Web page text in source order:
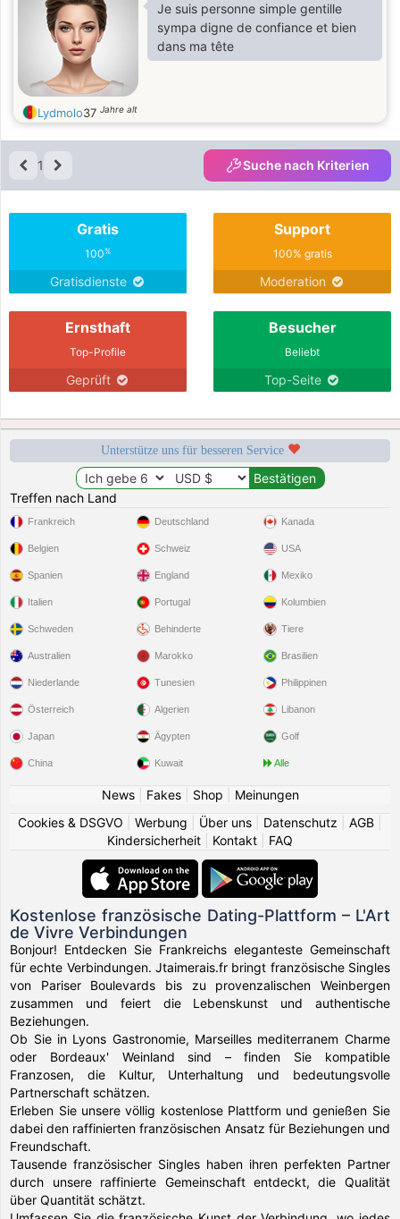
Je suis personne simple gentille
sympa digne de confiance et bien
dans ma tête
Lydmolo37 Jahre alt
1 Suche nach Kriterien
Gratis
100%
Gratisdienste
Support
100% gratis
Moderation
Ernsthaft
Top-Profile
Geprüft
Besucher
Beliebt
Top-Seite
Unterstütze uns für besseren Service
Treffen nach Land
Frankreich
Belgien
Spanien
Italien
Schweden
Deutschland
Schweiz
England
Portugal
Behinderte
Kanada
USA
Mexiko
Kolumbien
Tiere
Australien
Niederlande
Österreich
Japan
China
Marokko
Tunesien
Algerien
Ägypten
Kuwait
Brasilien
Philippinen
Libanon
Golf
Alle
News| Fakes| Shop
Meinungen
Cookies & DSGVO
Werbung Über uns Datenschutz AGB
Kindersicherheit
Kontakt FAQ
Kostenlose französische Dating-Plattform – L'Art
de Vivre Verbindungen
Bonjour! Entdecken Sie Frankreichs eleganteste Gemeinschaft
für echte Verbindungen. Jtaimerais.fr bringt französische Singles
von Pariser Boulevards bis zu provenzalischen Weinbergen
zusammen und feiert die Lebenskunst und authentische
Beziehungen.
Ob Sie in Lyons Gastronomie, Marseilles mediterranem Charme
oder Bordeaux' Weinland sind – finden Sie kompatible
Franzosen, die Kultur, Unterhaltung und bedeutungsvolle
Partnerschaft schätzen.
Erleben Sie unsere völlig kostenlose Plattform und genießen Sie
dabei den raffinierten französischen Ansatz für Beziehungen und
Freundschaft.
Tausende französischer Singles haben ihren perfekten Partner
durch unsere raffinierte Gemeinschaft entdeckt, die Qualität
über Quantität schätzt.